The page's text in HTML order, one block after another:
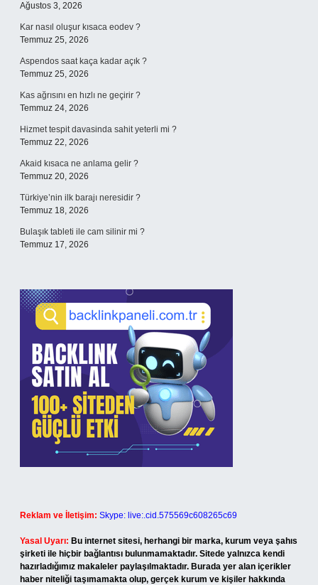
Ağustos 3, 2026
Kar nasıl oluşur kısaca eodev ?
Temmuz 25, 2026
Aspendos saat kaça kadar açık ?
Temmuz 25, 2026
Kas ağrısını en hızlı ne geçirir ?
Temmuz 24, 2026
Hizmet tespit davasinda sahit yeterli mi ?
Temmuz 22, 2026
Akaid kısaca ne anlama gelir ?
Temmuz 20, 2026
Türkiye’nin ilk barajı neresidir ?
Temmuz 18, 2026
Bulaşık tableti ile cam silinir mi ?
Temmuz 17, 2026
Reklam ve İletişim: Skype: live:.cid.575569c608265c69
Yasal Uyarı: Bu internet sitesi, herhangi bir marka, kurum veya şahıs
şirketi ile hiçbir bağlantısı bulunmamaktadır. Sitede yalnızca kendi
hazırladığımız makaleler paylaşılmaktadır. Burada yer alan içerikler
haber niteliği taşımamakta olup, gerçek kurum ve kişiler hakkında